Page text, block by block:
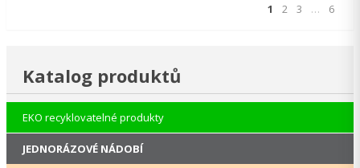
1 2 3 … 6
Katalog produktů
EKO recyklovatelné produkty
JEDNORÁZOVÉ NÁDOBÍ